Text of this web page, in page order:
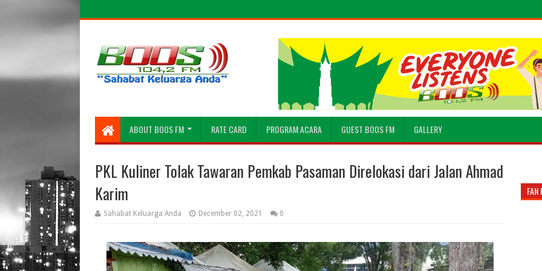
ABOUT BOOS FM RATE CARD PROGRAM ACARA GUEST BOOS FM GALLERY
PKL Kuliner Tolak Tawaran Pemkab Pasaman Direlokasi dari Jalan Ahmad
Karim
Sahabat Keluarga Anda December 02, 2021 0
FAN